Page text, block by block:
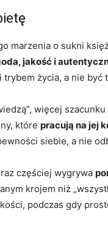
marzenia o sukni
jakość i
życia, a nie być
więcej
które pracują na jej
siebie, a nie
częściej wygrywa
krojem niż
podczas gdy